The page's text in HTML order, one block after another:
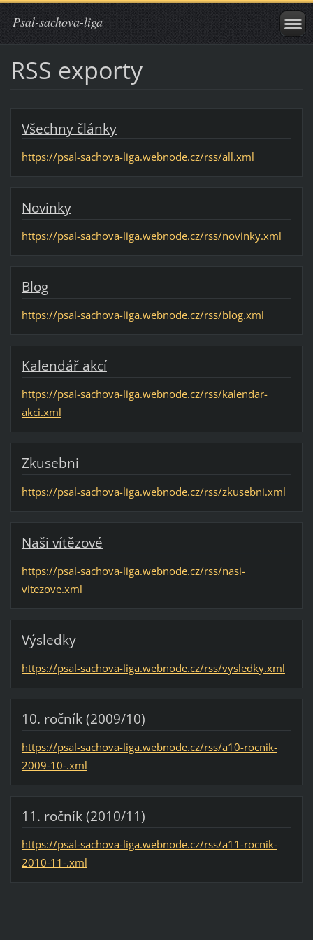
Psal-sachova-liga
RSS exporty
Všechny články
https://psal-sachova-liga.webnode.cz/rss/all.xml
Novinky
https://psal-sachova-liga.webnode.cz/rss/novinky.xml
Blog
https://psal-sachova-liga.webnode.cz/rss/blog.xml
Kalendář akcí
https://psal-sachova-liga.webnode.cz/rss/kalendar-
akci.xml
Zkusebni
https://psal-sachova-liga.webnode.cz/rss/zkusebni.xml
Naši vítězové
https://psal-sachova-liga.webnode.cz/rss/nasi-
vitezove.xml
Výsledky
https://psal-sachova-liga.webnode.cz/rss/vysledky.xml
10. ročník (2009/10)
https://psal-sachova-liga.webnode.cz/rss/a10-rocnik-
2009-10-.xml
11. ročník (2010/11)
https://psal-sachova-liga.webnode.cz/rss/a11-rocnik-
2010-11-.xml